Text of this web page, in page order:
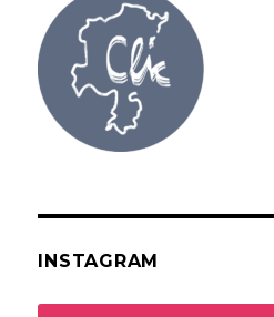
INSTAGRAM